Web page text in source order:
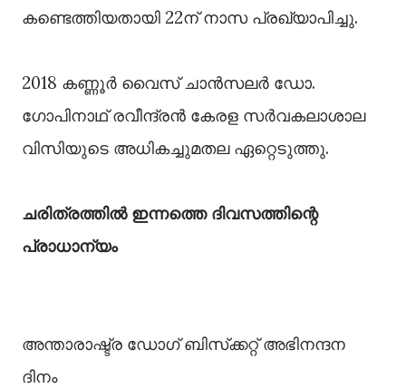
കണ്ടെത്തിയതായി 22ന് നാസ പ്രഖ്യാപിച്ചു.
2018 കണ്ണൂർ വൈസ് ചാൻസലർ ഡോ.
ഗോപിനാഥ് രവീന്ദ്രന്‍ കേരള സർവകലാശാല
വിസിയുടെ അധികച്ചുമതല ഏറ്റെടുത്തു.
ചരിത്രത്തിൽ ഇന്നത്തെ ദിവസത്തിന്റെ
പ്രാധാന്യം
അന്താരാഷ്ട്ര ഡോഗ് ബിസ്‌ക്കറ്റ് അഭിനന്ദന
ദിനം